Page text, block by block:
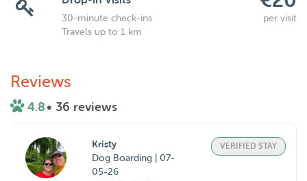
30-minute check-ins
per visit
Travels up to 1 km
Reviews
4.8 • 36 reviews
Kristy
Dog Boarding | 07-
05-26
VERIFIED STAY